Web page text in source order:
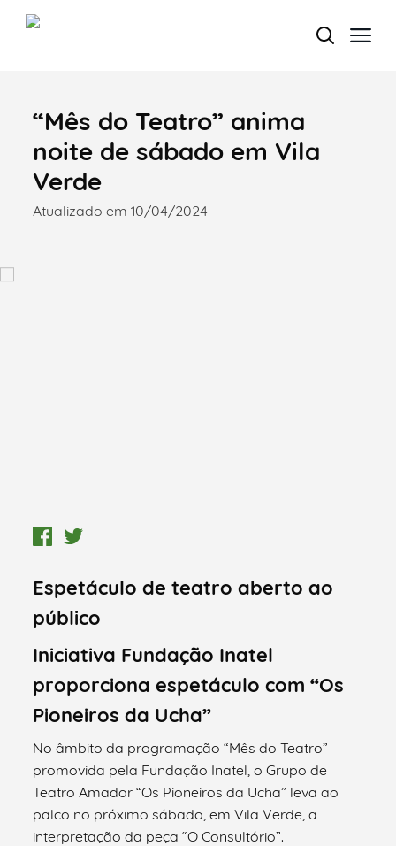
Termo de Pesquisa
“Mês do Teatro” anima
noite de sábado em Vila
Verde
Atualizado em 10/04/2024
Espetáculo de teatro aberto ao
público
Iniciativa Fundação Inatel
proporciona espetáculo com “Os
Pioneiros da Ucha”
No âmbito da programação “Mês do Teatro”
promovida pela Fundação Inatel, o Grupo de
Teatro Amador “Os Pioneiros da Ucha” leva ao
palco no próximo sábado, em Vila Verde, a
interpretação da peça “O Consultório”.